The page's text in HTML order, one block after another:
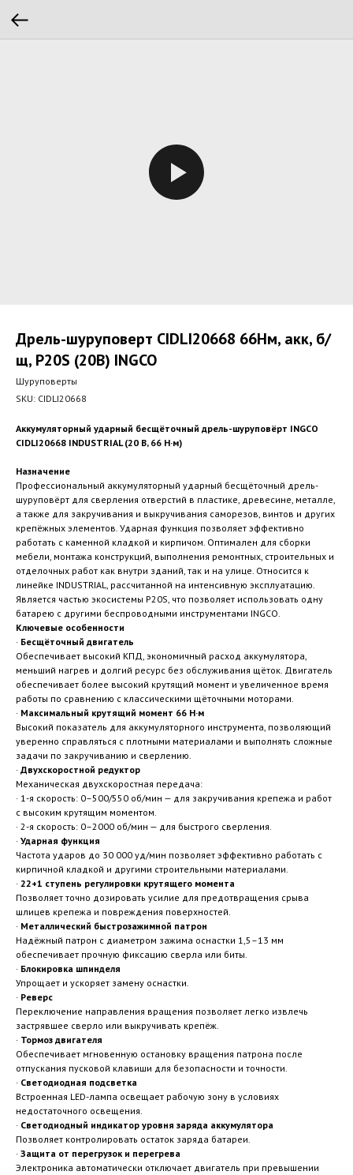
Дрель-шуруповерт CIDLI20668 66Нм, акк, б/
щ, P20S (20В) INGCO
Шуруповерты
SKU: CIDLI20668
Аккумуляторный ударный бесщёточный дрель-шуруповёрт INGCO
CIDLI20668 INDUSTRIAL (20 В, 66 Н·м)
Назначение
Профессиональный аккумуляторный ударный бесщёточный дрель-
шуруповёрт для сверления отверстий в пластике, древесине, металле,
а также для закручивания и выкручивания саморезов, винтов и других
крепёжных элементов. Ударная функция позволяет эффективно
работать с каменной кладкой и кирпичом. Оптимален для сборки
мебели, монтажа конструкций, выполнения ремонтных, строительных и
отделочных работ как внутри зданий, так и на улице. Относится к
линейке INDUSTRIAL, рассчитанной на интенсивную эксплуатацию.
Является частью экосистемы P20S, что позволяет использовать одну
батарею с другими беспроводными инструментами INGCO.
Ключевые особенности
· Бесщёточный двигатель
Обеспечивает высокий КПД, экономичный расход аккумулятора,
меньший нагрев и долгий ресурс без обслуживания щёток. Двигатель
обеспечивает более высокий крутящий момент и увеличенное время
работы по сравнению с классическими щёточными моторами.
· Максимальный крутящий момент 66 Н·м
Высокий показатель для аккумуляторного инструмента, позволяющий
уверенно справляться с плотными материалами и выполнять сложные
задачи по закручиванию и сверлению.
· Двухскоростной редуктор
Механическая двухскоростная передача:
· 1-я скорость: 0–500/550 об/мин — для закручивания крепежа и работ
с высоким крутящим моментом.
· 2-я скорость: 0–2000 об/мин — для быстрого сверления.
· Ударная функция
Частота ударов до 30 000 уд/мин позволяет эффективно работать с
кирпичной кладкой и другими строительными материалами.
· 22+1 ступень регулировки крутящего момента
Позволяет точно дозировать усилие для предотвращения срыва
шлицев крепежа и повреждения поверхностей.
· Металлический быстрозажимной патрон
Надёжный патрон с диаметром зажима оснастки 1,5–13 мм
обеспечивает прочную фиксацию сверла или биты.
· Блокировка шпинделя
Упрощает и ускоряет замену оснастки.
· Реверс
Переключение направления вращения позволяет легко извлечь
застрявшее сверло или выкручивать крепёж.
· Тормоз двигателя
Обеспечивает мгновенную остановку вращения патрона после
отпускания пусковой клавиши для безопасности и точности.
· Светодиодная подсветка
Встроенная LED-лампа освещает рабочую зону в условиях
недостаточного освещения.
· Светодиодный индикатор уровня заряда аккумулятора
Позволяет контролировать остаток заряда батареи.
· Защита от перегрузок и перегрева
Электроника автоматически отключает двигатель при превышении